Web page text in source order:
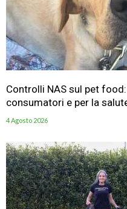
Controlli NAS sul pet
consumatori e per la
4 Agosto 2026